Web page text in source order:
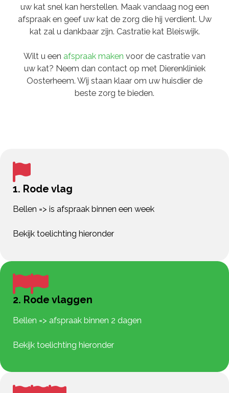
uw kat snel kan herstellen. Maak vandaag nog een
afspraak en geef uw kat de zorg die hij verdient. Uw
kat zal u dankbaar zijn. Castratie kat Bleiswijk.
Wilt u een afspraak maken voor de castratie van
uw kat? Neem dan contact op met Dierenkliniek
Oosterheem. Wij staan klaar om uw huisdier de
beste zorg te bieden.
1. Rode vlag
Bellen => is afspraak binnen een week
Bekijk toelichting hieronder
2. Rode vlaggen
Bellen => afspraak binnen 2 dagen
Bekijk toelichting hieronder